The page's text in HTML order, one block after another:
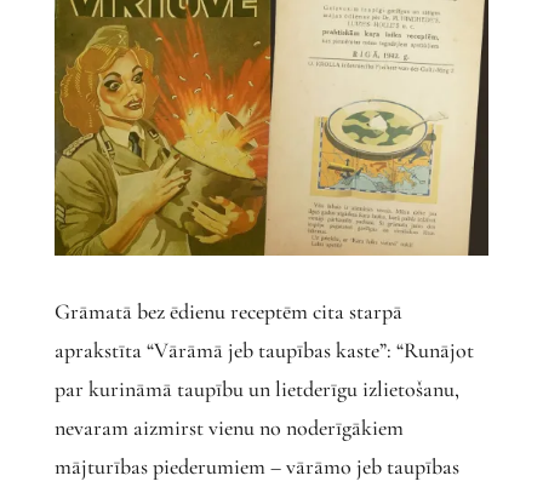
Grāmatā bez ēdienu receptēm cita starpā
aprakstīta “Vārāmā jeb taupības kaste”: “Runājot
par kurināmā taupību un lietderīgu izlietošanu,
nevaram aizmirst vienu no noderīgākiem
mājturības piederumiem – vārāmo jeb taupības